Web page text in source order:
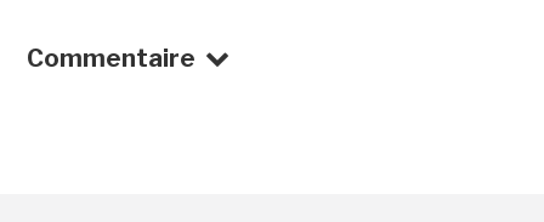
Commentaire